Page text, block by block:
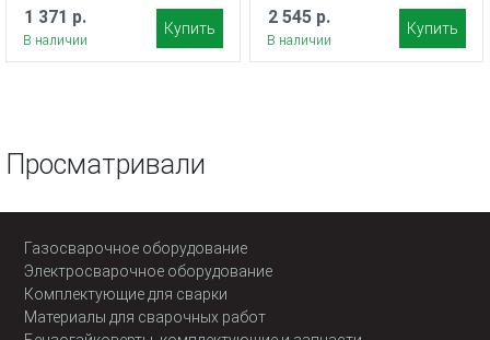
1 371 р.
В наличии
Купить
2 545 р.
В наличии
Купить
Просматривали
Газосварочное оборудование
Электросварочное оборудование
Комплектующие для сварки
Материалы для сварочных работ